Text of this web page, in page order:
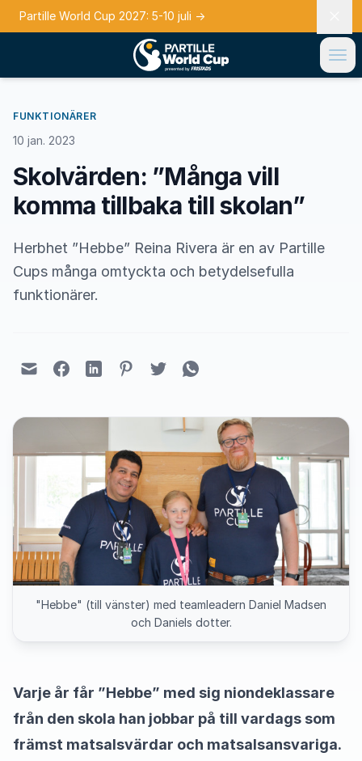
Partille World Cup 2027: 5-10 juli →
FUNKTIONÄRER
10 jan. 2023
Skolvärden: ”Många vill
komma tillbaka till skolan”
Herbhet ”Hebbe” Reina Rivera är en av Partille
Cups många omtyckta och betydelsefulla
funktionärer.
"Hebbe" (till vänster) med teamleadern Daniel Madsen
och Daniels dotter.
Varje år får ”Hebbe” med sig niondeklassare
från den skola han jobbar på till vardags som
främst matsalsvärdar och matsalsansvariga.